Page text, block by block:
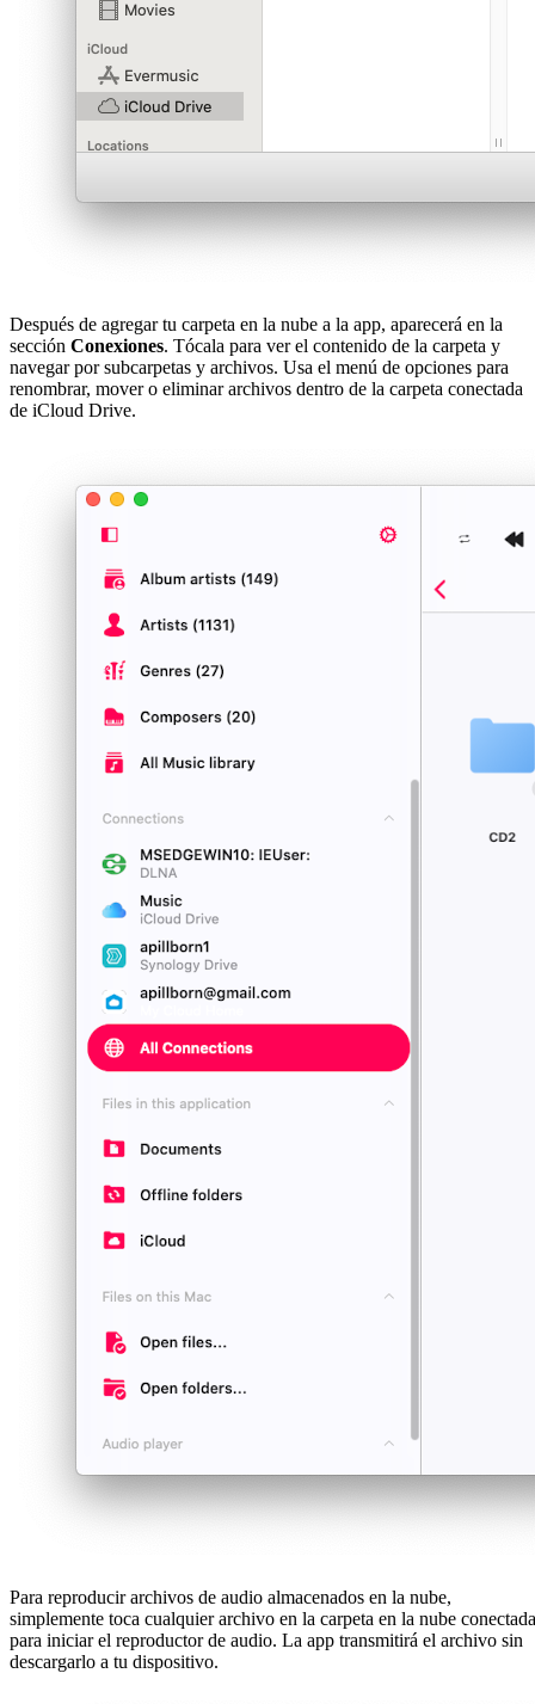
Después de agregar tu carpeta en la nube a la app, aparecerá en la
sección Conexiones. Tócala para ver el contenido de la carpeta y
navegar por subcarpetas y archivos. Usa el menú de opciones para
renombrar, mover o eliminar archivos dentro de la carpeta conectada
de iCloud Drive.
Para reproducir archivos de audio almacenados en la nube,
simplemente toca cualquier archivo en la carpeta en la nube conectada
para iniciar el reproductor de audio. La app transmitirá el archivo sin
descargarlo a tu dispositivo.